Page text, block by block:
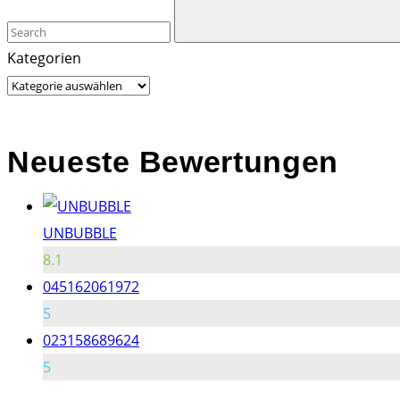
Kategorien
Neueste Bewertungen
UNBUBBLE
8.1
045162061972
5
023158689624
5